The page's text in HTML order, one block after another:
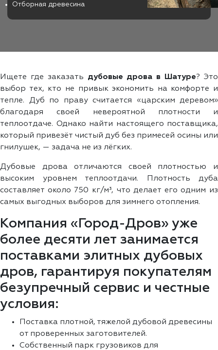
Отборная древесина
Ищете где заказать дубовые дрова в Шатуре? Это
выбор тех, кто не привык экономить на комфорте и
тепле. Дуб по праву считается «царским деревом»
благодаря своей невероятной плотности и
теплоотдаче. Однако найти настоящего поставщика,
который привезёт чистый дуб без примесей осины или
гнилушек, — задача не из лёгких.
Дубовые дрова отличаются своей плотностью и
высоким уровнем теплоотдачи. Плотность дуба
составляет около 750 кг/м³, что делает его одним из
самых выгодных выборов для зимнего отопления.
Компания «Город-Дров» уже
более десяти лет занимается
поставками элитных дубовых
дров, гарантируя покупателям
безупречный сервис и честные
условия:
Поставка плотной, тяжелой дубовой древесины
от проверенных заготовителей.
Собственный парк грузовиков для